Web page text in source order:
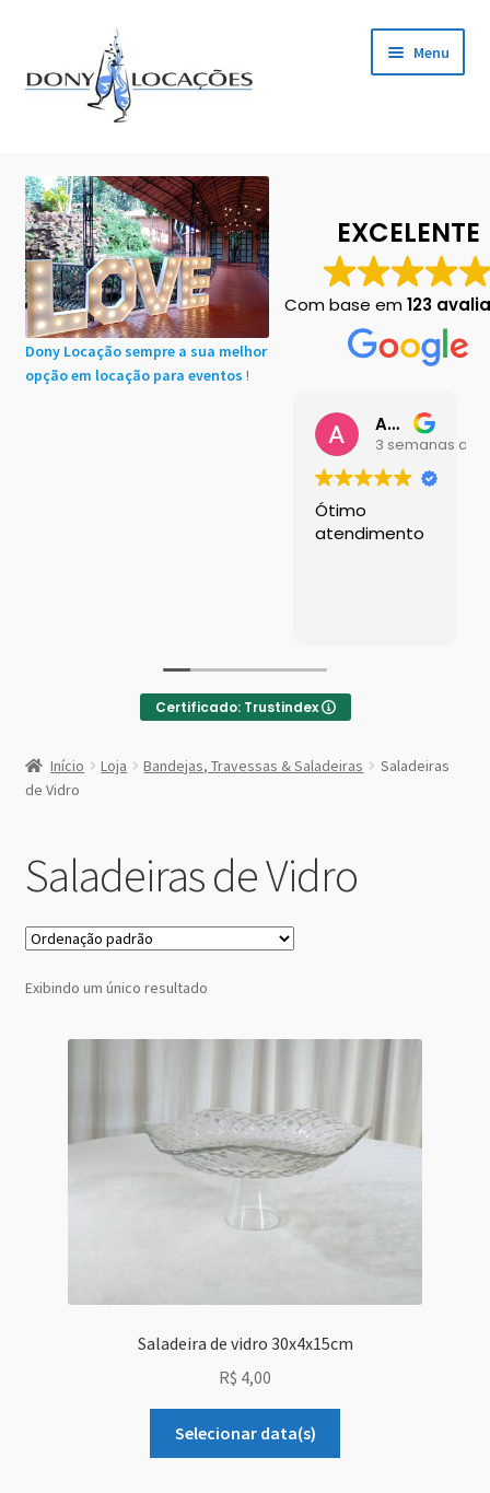
para
navegação
para
o
Menu
Cadastro de Clientes
Carrinho
Chácaras em Botucatu
Contact
Shop Demos
Grid Style 3
Simple Slider
Dony Locação sempre a sua melhor
opção em locação para eventos !
EXCELENTE
Com base em123
Ana Buttini
3 semanas
Ótimo
atendimento
Certificado: Trustindex
Saladeira
de
Início Loja Bandejas, Travessas & Saladeiras
Saladeiras
de Vidro
Saladeiras de Vidro
Exibindo um único resultado
Saladeira de vidro 30x4x15cm
R$ 4,00
Selecionar data(s)